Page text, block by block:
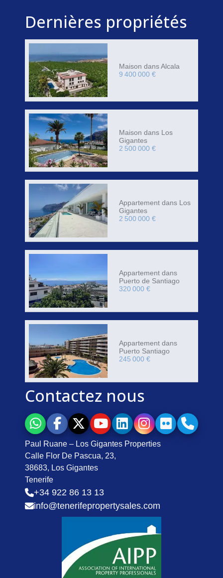
Dernières propriétés
Maison dans Alcala
9 400 000 €
Maison dans Los
Gigantes
2 500 000 €
Appartement dans Los
Gigantes
2 500 000 €
Appartement dans
Puerto de Santiago
320 000 €
Appartement dans
Puerto Santiago
245 000 €
Contactez nous
Paul Ruane – Los Gigantes Properties
Calle Flor De Pascua, 23,
38683, Los Gigantes
Tenerife
+34 922 86 13 13
info@tenerifepropertysales.com